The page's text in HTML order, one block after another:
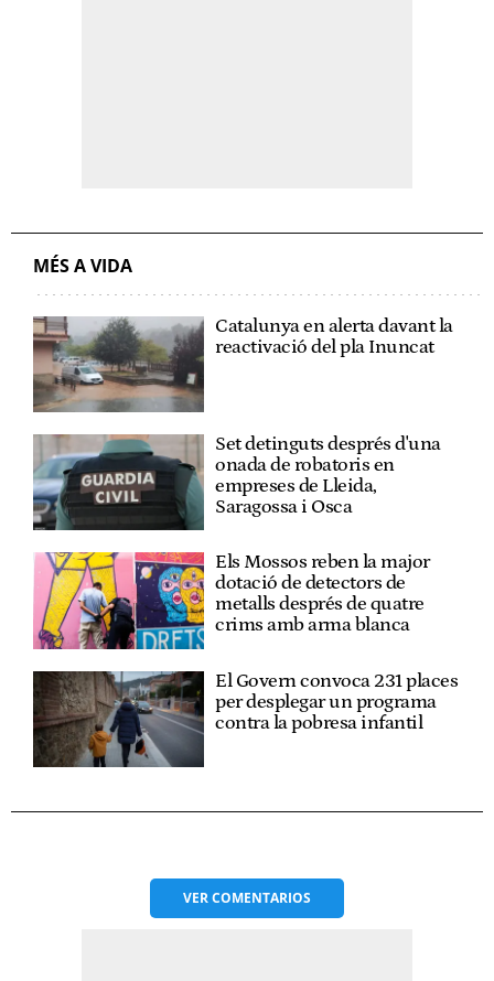
MÉS A VIDA
Catalunya en alerta davant la
reactivació del pla Inuncat
Set detinguts després d'una
onada de robatoris en
empreses de Lleida,
Saragossa i Osca
Els Mossos reben la major
dotació de detectors de
metalls després de quatre
crims amb arma blanca
El Govern convoca 231 places
per desplegar un programa
contra la pobresa infantil
VERCOMENTARIOS